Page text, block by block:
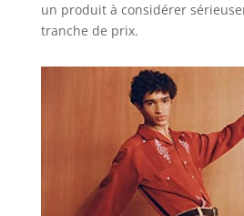
un produit à considérer
tranche de prix.